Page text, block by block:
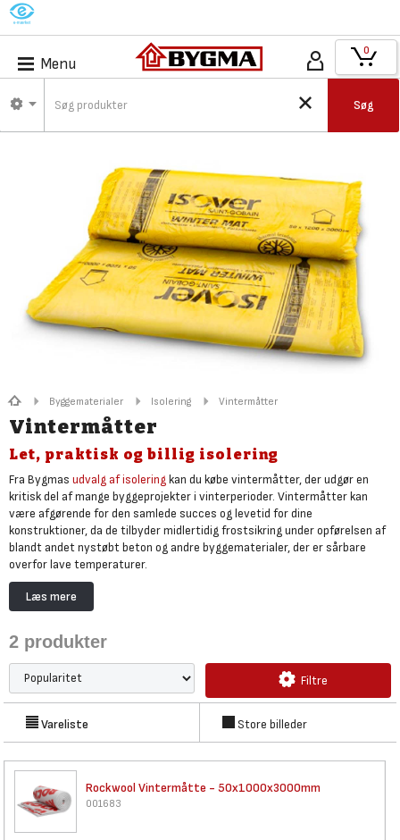
M
Menu
Søg
0
Byggematerialer Isolering Vintermåtter
Vintermåtter
Let, praktisk og billig isolering
Fra Bygmas udvalg af isoleringkan du købe vintermåtter, der udgør en
kritisk del af mange byggeprojekter i vinterperioder. Vintermåtter kan
være afgørende for den samlede succes og levetid for dine
konstruktioner, da de tilbyder midlertidig frostsikring under opførelsen af
blandt andet nystøbt beton og andre byggematerialer, der er sårbare
overfor lave temperaturer.
Vintermåtterne kommer blandt andet fra Rockwool, Isover og Knauf. De
består af en glasuldsmåtte, der er indsvejst i en vandtæt og slidstærk
Udover at beskytte dine byggematerialer, er en af de store fordele ved
vintermåtter, at du kan genbruge dem under hele byggeprojektet. Dermed
får du en fleksibel løsning til midlertidig isolering af dine materialer i de
kolde perioder.
Husk at Bygma også fører et
stort udvalg af betonogcement til dine
byggeprojekter.
Læs mere
2 produkter
Filtre
Vareliste Store billeder
Rockwool Vintermåtte - 50x1000x3000mm
001683